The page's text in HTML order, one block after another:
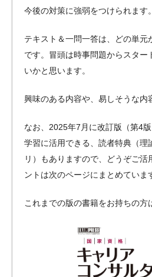
今後の対策に強弱をつけられます。
テキスト＆一問一答は、どの単元
です。冒頭は時事問題からスター
いかと思います。
興味のある内容や、易しそうな内
なお、2025年7月に改訂版（第4版
学習に活用できる、読者特典（理
リ）もありますので、どうぞご活
ントは次のページにまとめていま
これまでの版の書籍をお持ちの方